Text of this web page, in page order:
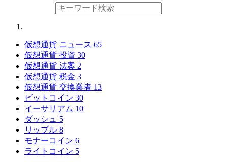
仮想通貨 ニュース 65
仮想通貨 投資 30
仮想通貨 法案 2
仮想通貨 税金 3
仮想通貨 交換業者 13
ビットコイン 30
イーサリアム 10
ダッシュ 5
リップル 8
モナーコイン 6
ライトコイン 5